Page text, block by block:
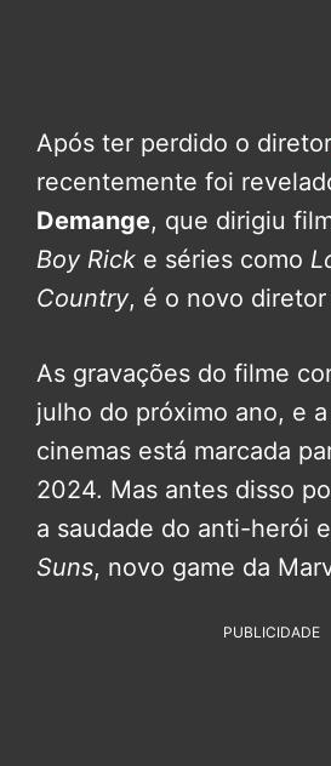
Após ter perdido o diretor
recentemente foi
Demange, que dirigiu
Boy Rick e séries como
Country, é o novo diretor
As gravações do filme
julho do próximo ano, e
cinemas está marcada
2024. Mas antes disso
a saudade do anti-herói
Suns, novo game da
PUBLICIDADE